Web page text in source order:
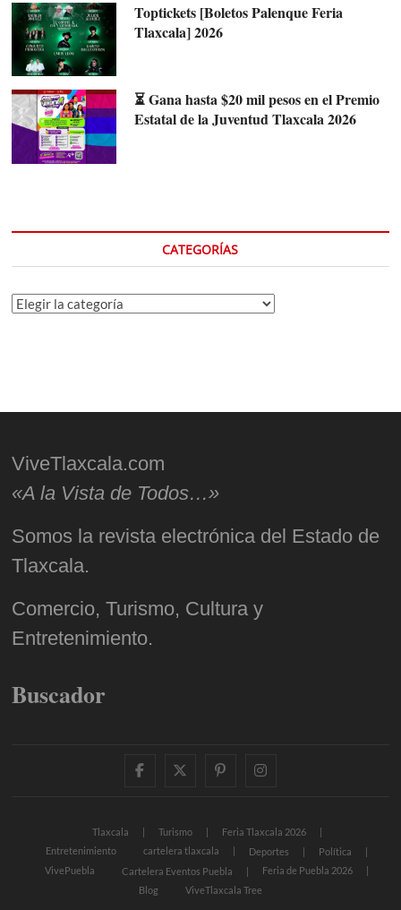
Toptickets [Boletos Palenque Feria
Tlaxcala] 2026
⏳ Gana hasta $20 mil pesos en el Premio
Estatal de la Juventud Tlaxcala 2026
CATEGORÍAS
Categorías
ViveTlaxcala.com
«A la Vista de Todos…»
Somos la revista electrónica del Estado de
Tlaxcala.
Comercio, Turismo, Cultura y
Entretenimiento.
Buscador
facebooktwitter
pinterestinstagram
Tlaxcala Turismo
Feria Tlaxcala 2026
Entretenimiento
cartelera tlaxcala Deportes
Política
VivePuebla
Cartelera Eventos Puebla
Feria de Puebla 2026
Blog
ViveTlaxcala Tree